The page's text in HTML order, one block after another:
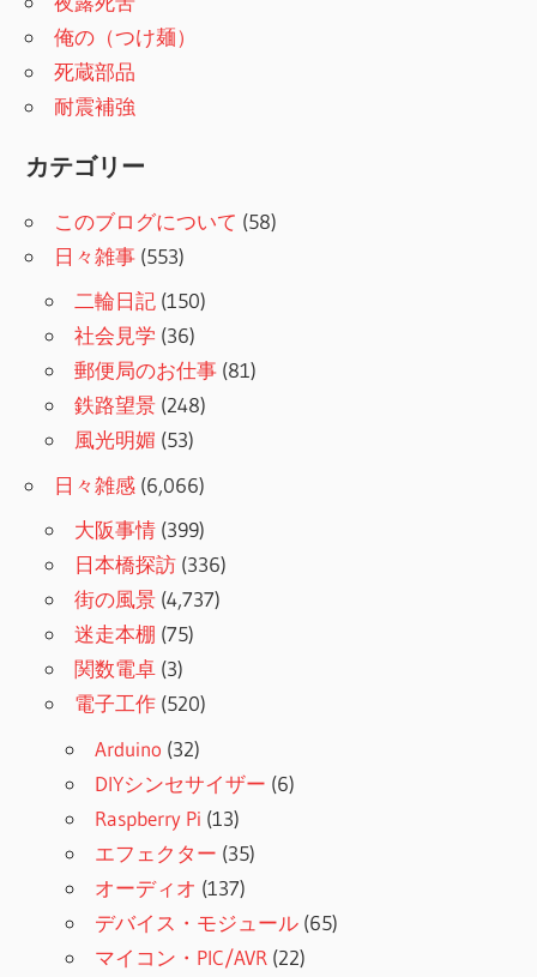
俺の（つけ麺）
死蔵部品
耐震補強
カテゴリー
このブログについて (58)
日々雑事 (553)
二輪日記 (150)
社会見学 (36)
郵便局のお仕事 (81)
鉄路望景 (248)
風光明媚 (53)
日々雑感 (6,066)
大阪事情 (399)
日本橋探訪 (336)
街の風景 (4,737)
迷走本棚 (75)
関数電卓 (3)
電子工作 (520)
Arduino (32)
DIYシンセサイザー (6)
Raspberry Pi (13)
エフェクター (35)
オーディオ (137)
デバイス・モジュール (65)
マイコン・PIC/AVR (22)